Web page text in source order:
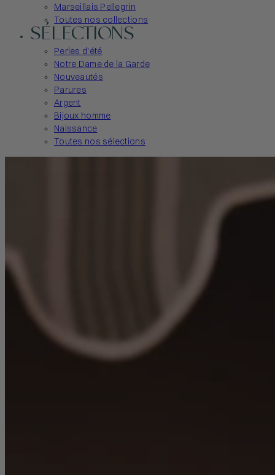
Marseillais Pellegrin
Toutes nos collections
SÉLECTIONS
Perles d'été
Notre Dame de la Garde
Nouveautés
Parures
Argent
Bijoux homme
Naissance
Toutes nos sélections